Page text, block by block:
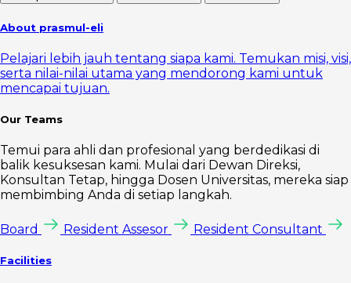
About prasmul-eli
Pelajari lebih jauh tentang siapa kami. Temukan misi, visi,
serta nilai-nilai utama yang mendorong kami untuk
mencapai tujuan.
Our Teams
Temui para ahli dan profesional yang berdedikasi di
balik kesuksesan kami. Mulai dari Dewan Direksi,
Konsultan Tetap, hingga Dosen Universitas, mereka siap
membimbing Anda di setiap langkah.
Board Resident Assesor Resident Consultant
Facilities